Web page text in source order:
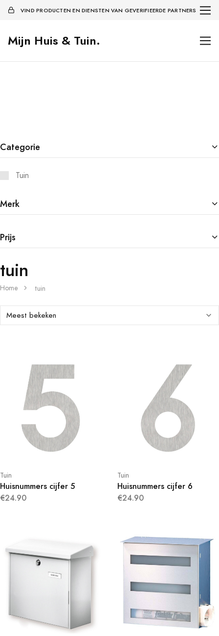
VIND PRODUCTEN EN DIENSTEN VAN GEVERIFIEERDE PARTNERS
Mijn Huis & Tuin.
Categorie
Tuin
Merk
Prijs
tuin
Home tuin
Tuin
Huisnummers cijfer 5
€24.90
Tuin
Huisnummers cijfer 6
€24.90